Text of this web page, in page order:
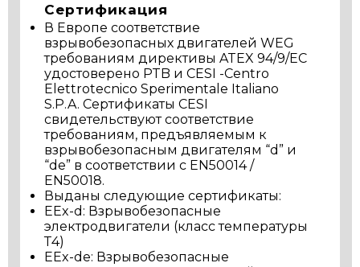
Сертификация
В Европе соответствие
взрывобезопасных двигателей WEG
требованиям директивы ATEX 94/9/EC
удостоверено PTB и CESI -Centro
Elettrotecnico Sperimentale Italiano
S.P.A. Сертификаты CESI
свидетельствуют соответствие
требованиям, предъявляемым к
взрывобезопасным двигателям “d” и
“de” в соответствии с EN50014 /
EN50018.
Выданы следующие сертификаты:
EEx-d: Взрывобезопасные
электродвигатели (класс температуры
Т4)
EEx-de: Взрывобезопасные